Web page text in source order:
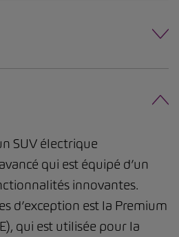
SUV électrique
qui est équipé d’un
innovantes.
d’exception est la Premium
qui est utilisée pour la